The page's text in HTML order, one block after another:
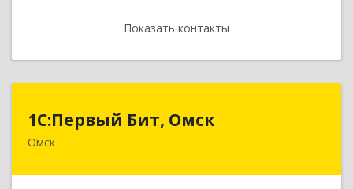
Показать контакты
Назад
1С:Первый Бит, Омск
Омск
644099, Омская обл, Омск г, Гагарина ул, дом №